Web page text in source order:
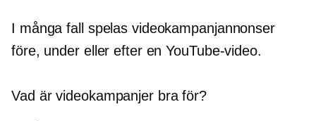
I många fall spelas videokampanjannonser
före, under eller efter en YouTube-video.
Vad är videokampanjer bra för?